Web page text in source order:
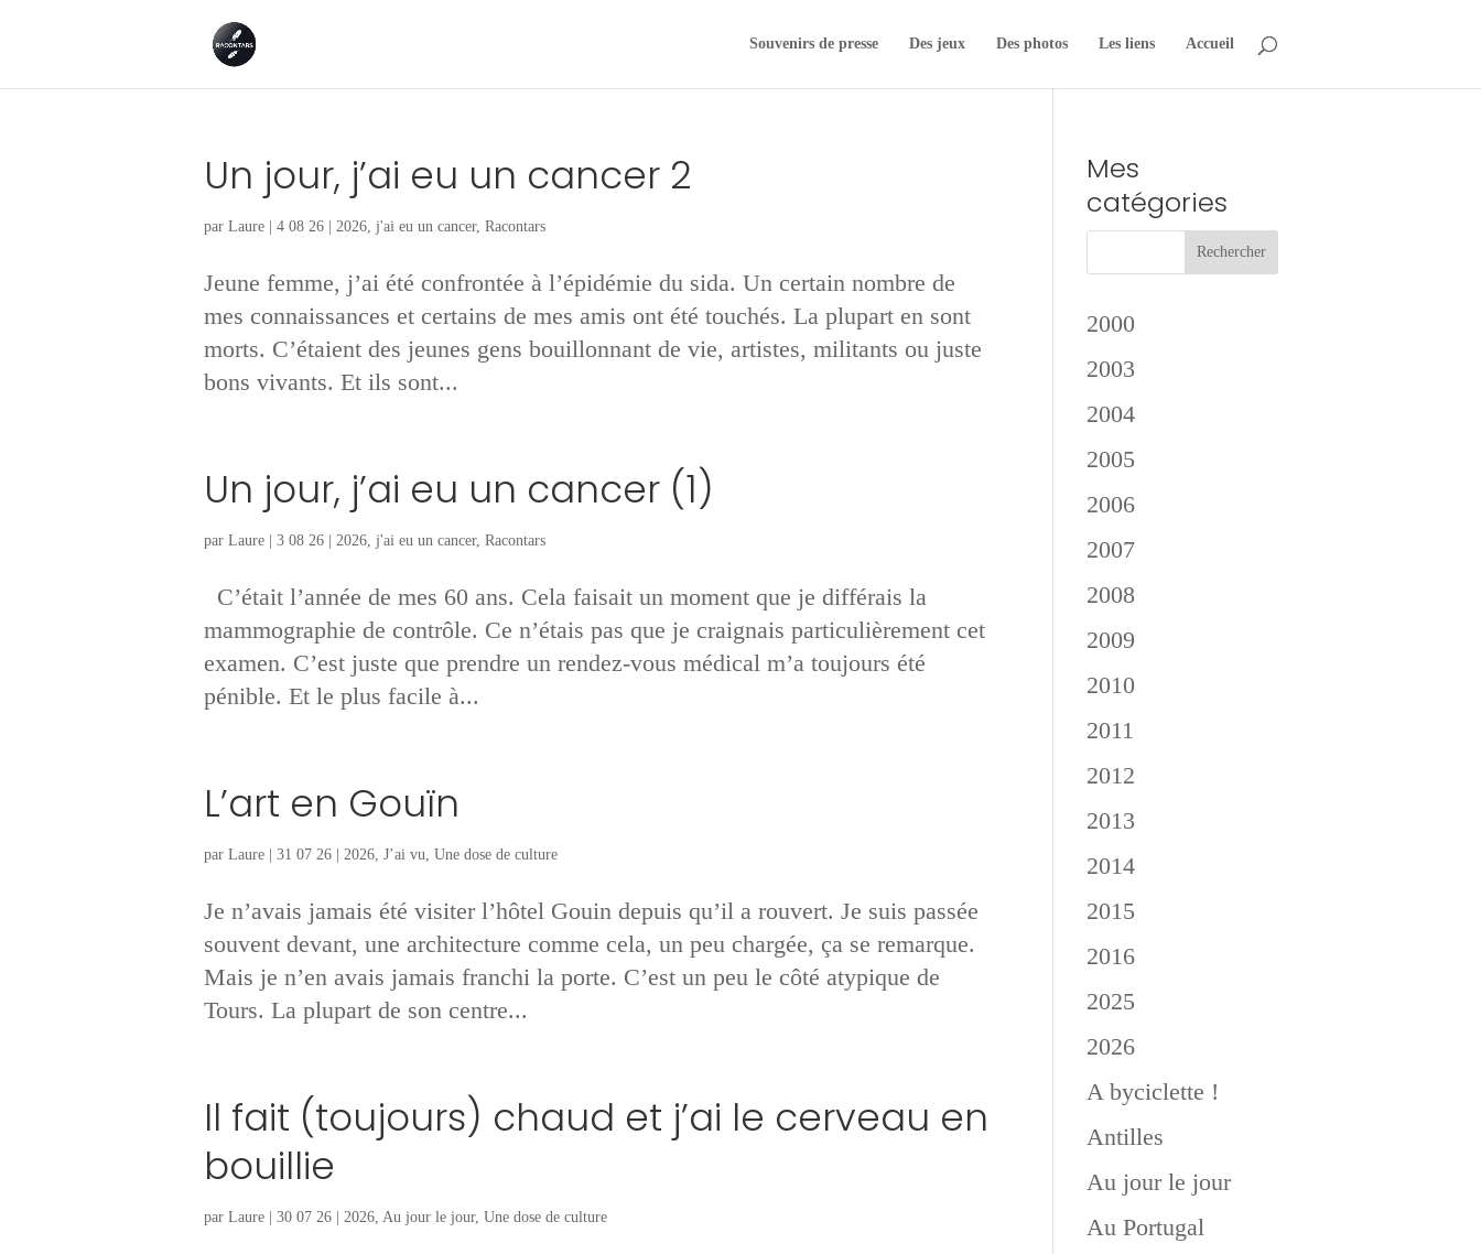
Souvenirs de presse Des jeux Des photos Les liens Accueil
Un jour, j’ai eu un cancer 2
par Laure| 4 08 26| 2026, j'ai eu un cancer, Racontars
Jeune femme, j’ai été confrontée à l’épi­démie du sida. Un certain nombre de
mes connaissances et certains de mes amis ont été touchés. La plupart en sont
morts. C’étaient des jeunes gens bouillonnant de vie, artistes, militants ou juste
bons vivants. Et ils sont...
Un jour, j’ai eu un cancer (1)
par Laure| 3 08 26| 2026, j'ai eu un cancer, Racontars
C’était l’année de mes 60 ans. Cela faisait un moment que je différais la
mammographie de contrôle. Ce n’étais pas que je craignais particulièrement cet
examen. C’est juste que prendre un rendez-vous médical m’a toujours été
pénible. Et le plus facile à...
L’art en Gouïn
par Laure| 31 07 26| 2026, J’ai vu, Une dose de culture
Je n’avais jamais été visiter l’hôtel Gouin depuis qu’il a rouvert. Je suis passée
souvent devant, une architecture comme cela, un peu chargée, ça se remarque.
Mais je n’en avais jamais franchi la porte. C’est un peu le côté atypique de
Tours. La plupart de son centre...
Il fait (toujours) chaud et j’ai le cerveau en
bouillie
par Laure| 30 07 26| 2026, Au jour le jour, Une dose de culture
Mes
catégories
2000
2003
2004
2005
2006
2007
2008
2009
2010
2011
2012
2013
2014
2015
2016
2025
2026
A byciclette !
Antilles
Au jour le jour
Au Portugal